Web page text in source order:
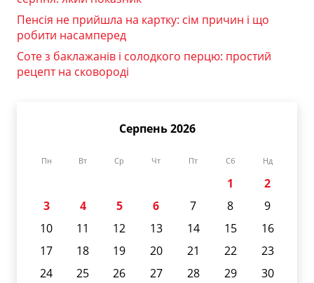
Пенсія не прийшла на картку: сім причин і що
робити насамперед
Соте з баклажанів і солодкого перцю: простий
рецепт на сковороді
Серпень 2026
Пн Вт Ср Чт Пт Сб Нд
1
2
3
4 5 6 7 8
9
10
11 12 13 14 15
16
17
18 19 20 21 22
23
24
25 26 27 28 29
30